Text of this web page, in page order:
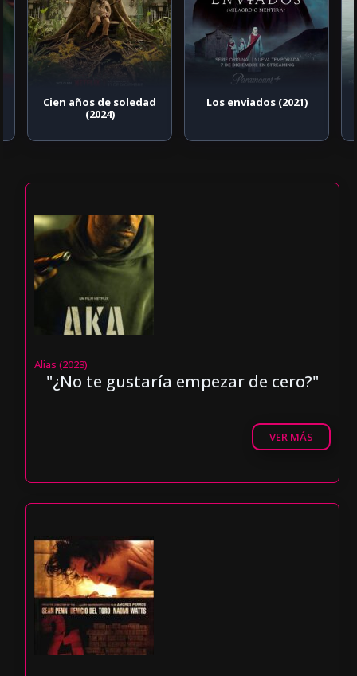
Cien años de soledad
(2024)
Los enviados (2021)
Alias (2023)
"¿No te gustaría empezar de cero?"
VER MÁS